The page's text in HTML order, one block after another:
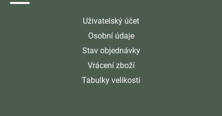
Uživatelský účet
Osobní údaje
Stav objednávky
Vrácení zboží
Tabulky velikostí